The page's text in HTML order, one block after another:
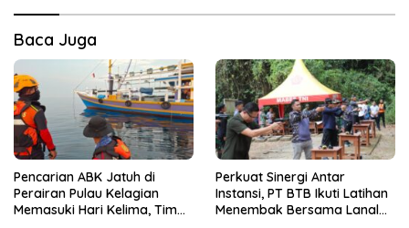
Baca Juga
Pencarian ABK Jatuh di
Perairan Pulau Kelagian
Memasuki Hari Kelima, Tim
Perkuat Sinergi Antar
Instansi, PT BTB Ikuti Latihan
Menembak Bersama Lanal